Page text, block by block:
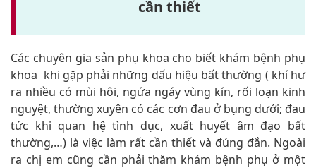
cần thiết
Các chuyên gia sản phụ khoa cho biết khám bệnh phụ
khoa khi gặp phải những dấu hiệu bất thường ( khí hư
ra nhiều có mùi hôi, ngứa ngáy vùng kín, rối loạn kinh
nguyệt, thường xuyên có các cơn đau ở bụng dưới; đau
tức khi quan hệ tình dục, xuất huyết âm đạo bất
thường,…) là việc làm rất cần thiết và đúng đắn. Ngoài
ra chị em cũng cần phải thăm khám bệnh phụ ở một